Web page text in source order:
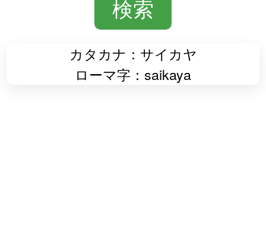
カタカナ：サイカヤ
ローマ字：saikaya